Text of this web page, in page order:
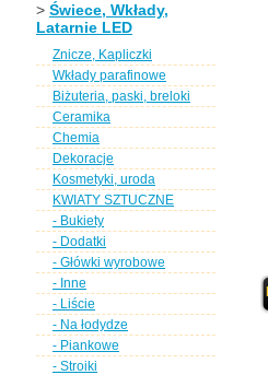
> Świece, Wkłady,
Latarnie LED
Znicze, Kapliczki
Wkłady parafinowe
Biżuteria, paski, breloki
Ceramika
Chemia
Dekoracje
Kosmetyki, uroda
KWIATY SZTUCZNE
- Bukiety
- Dodatki
- Główki wyrobowe
- Inne
- Liście
- Na łodydze
- Piankowe
- Stroiki